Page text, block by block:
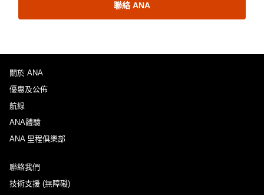
聯絡 ANA
關於 ANA
優惠及公佈
航線
ANA體驗
ANA 里程俱樂部
聯絡我們
技術支援 (無障礙)